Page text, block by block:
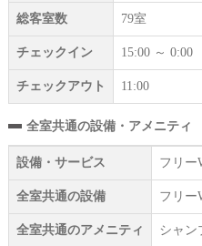
総客室数 79室
チェックイン 15:00 ～ 0:00
チェックアウト 11:00
全室共通の設備・アメニティ
設備・サービス フリー
全室共通の設備 フリー
全室共通のアメニティ シャン